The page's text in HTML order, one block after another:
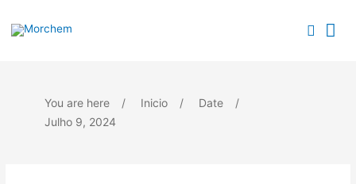
You are here / Inicio / Date
/
Julho 9, 2024